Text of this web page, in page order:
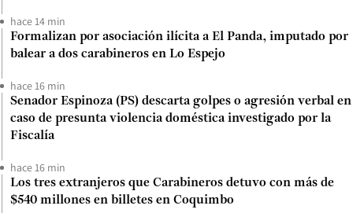
hace 14 min
Formalizan por asociación ilícita a El Panda, imputado por
balear a dos carabineros en Lo Espejo
hace 16 min
Senador Espinoza (PS) descarta golpes o agresión verbal en
caso de presunta violencia doméstica investigado por la
Fiscalía
hace 16 min
Los tres extranjeros que Carabineros detuvo con más de
$540 millones en billetes en Coquimbo